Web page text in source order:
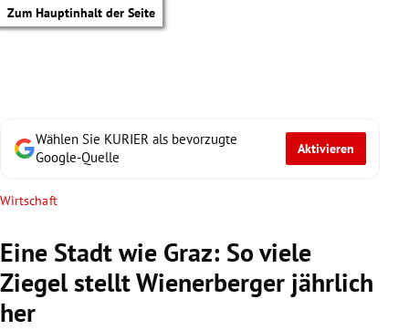
Zum Hauptinhalt der Seite
Wählen Sie KURIER als bevorzugte
Google-Quelle
Aktivieren
Wirtschaft
Eine Stadt wie Graz: So viele
Ziegel stellt Wienerberger jährlich
her